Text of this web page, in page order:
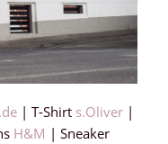
| T-Shirt s.Oliver|
H&M | Sneaker